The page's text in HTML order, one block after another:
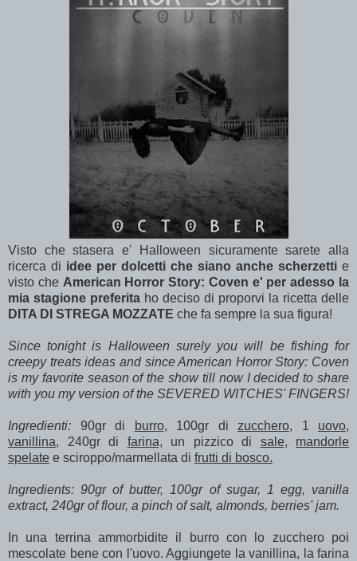
Visto che stasera e' Halloween sicuramente sarete alla
ricerca di idee per dolcetti che siano anche scherzetti e
visto che American Horror Story: Coven e' per adesso la
mia stagione preferita ho deciso di proporvi la ricetta delle
DITA DI STREGA MOZZATE che fa sempre la sua figura!
Since tonight is Halloween surely you will be fishing for
creepy treats ideas and since American Horror Story: Coven
is my favorite season of the show till now I decided to share
with you my version of the SEVERED WITCHES' FINGERS!
Ingredienti: 90gr di burro, 100gr di zucchero, 1 uovo,
vanillina, 240gr di farina, un pizzico di sale, mandorle
spelate e sciroppo/marmellata di frutti di bosco.
Ingredients: 90gr of butter, 100gr of sugar, 1 egg, vanilla
extract, 240gr of flour, a pinch of salt, almonds, berries' jam.
In una terrina ammorbidite il burro con lo zucchero poi
mescolate bene con l'uovo. Aggiungete la vanillina, la farina